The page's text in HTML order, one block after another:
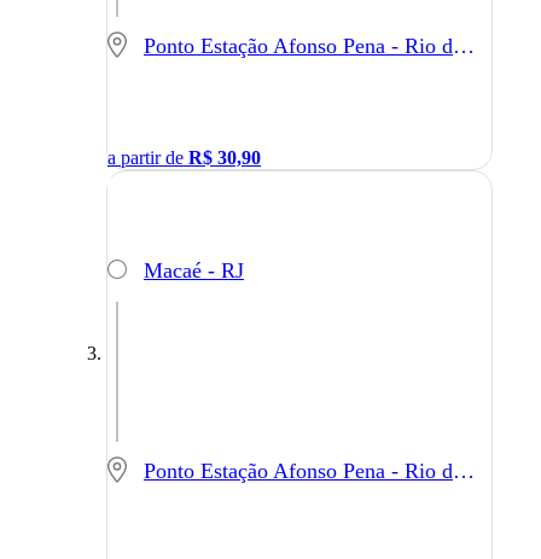
Ponto Estação Afonso Pena - Rio de Janeiro - RJ
a partir de R$ 30,90
Macaé - RJ
Ponto Estação Afonso Pena - Rio de Janeiro - RJ